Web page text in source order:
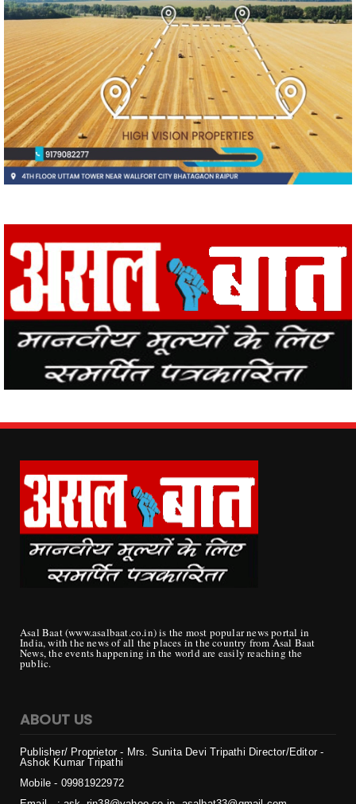
Asal Baat (www.asalbaat.co.in) is the most popular news portal in
ABOUT US
Ashok Kumar Tripathi
Email - : ask_rjn38@yahoo.co.in, asalbat33@gmail.com
Office - : block 7, F1 c, Room No. 301, Sector 27, Housing Board
Colony, Naya Raipur, Chhattisgarh 492009